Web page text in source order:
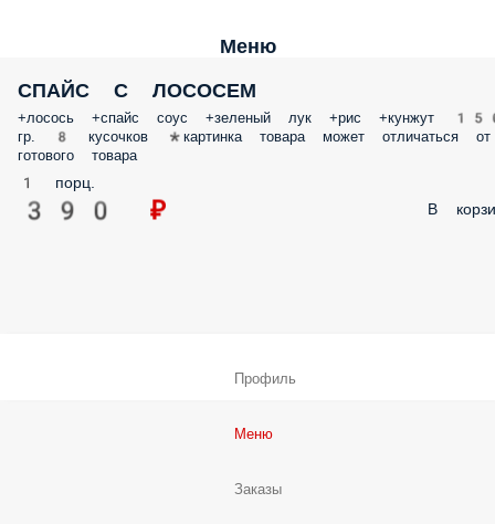
Меню
СПАЙС С ЛОСОСЕМ
+лосось +спайс соус +зеленый лук +рис +кунжут
гр. 8 кусочков *картинка товара может отличаться от
готового товара
1 порц.
390 ₽ В
Профиль
Меню
Заказы